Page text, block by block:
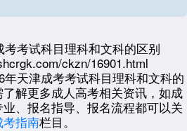
科，而是将专业划分为八大类。所有考
语)，第三门则根据你报考的专业所属门
语/日语/俄语三选一)
考考试科目理科和文科的区别
ckzn/16901.html
年天津成考考试科目理科和文科的
解更多成人高考相关资讯，如成
、报名指导、报名流程都可以关
考指南栏目。